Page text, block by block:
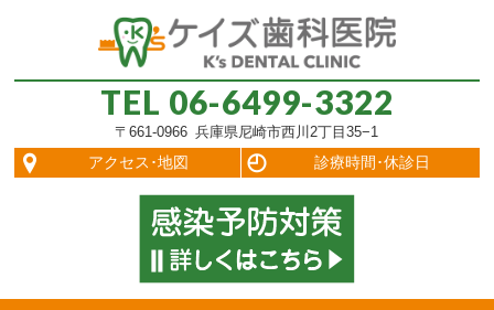
TEL 06-6499-3322
〒661-0966 兵庫県尼崎市西川2丁目35−1
アクセス･地図 診療時間･休診日